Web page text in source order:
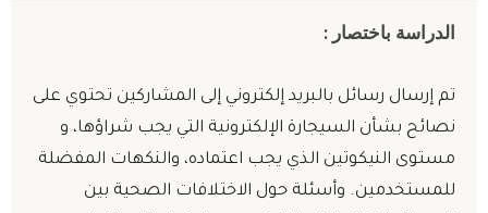
الدراسة باختصار :
تم إرسال رسائل بالبريد إلكتروني إلى المشاركين تحتوي على
نصائح بشأن السيجارة الإلكترونية التي يجب شراؤها، و
مستوى النيكوتين الذي يجب اعتماده، والنكهات المفضلة
للمستخدمين. وأسئلة حول الاختلافات الصحية بين